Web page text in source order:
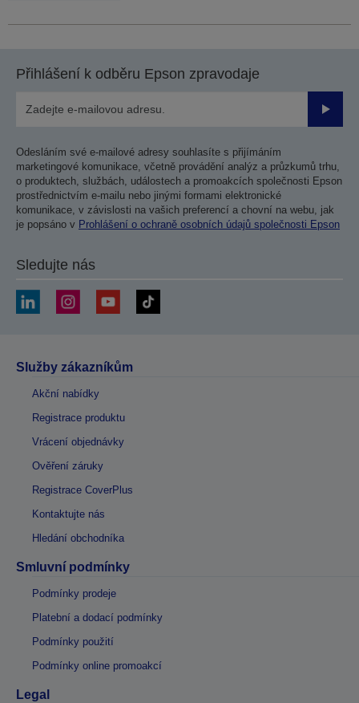
Přihlášení k odběru Epson zpravodaje
Odesláním své e-mailové adresy souhlasíte s přijímáním
marketingové komunikace, včetně provádění analýz a průzkumů trhu,
o produktech, službách, událostech a promoakcích společnosti Epson
prostřednictvím e-mailu nebo jinými formami elektronické
komunikace, v závislosti na vašich preferencí a chovní na webu, jak
je popsáno v Prohlášení o ochraně osobních údajů společnosti Epson
Sledujte nás
Služby zákazníkům
Akční nabídky
Registrace produktu
Vrácení objednávky
Ověření záruky
Registrace CoverPlus
Kontaktujte nás
Hledání obchodníka
Smluvní podmínky
Podmínky prodeje
Platební a dodací podmínky
Podmínky použití
Podmínky online promoakcí
Legal